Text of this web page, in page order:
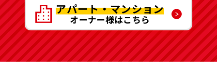
アパート・マンション
オーナー様はこちら